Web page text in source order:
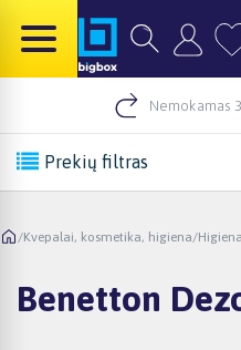
Nemokamas
Prekių filtras
/Kvepalai, kosmetika, higiena/Higiena
Benetton